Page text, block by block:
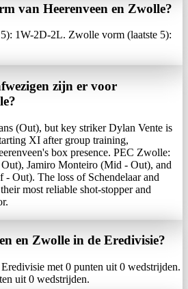
van Heerenveen en Zwolle?
1W-2D-2L. Zwolle vorm (laatste 5):
zijn er voor
(Out), but key striker Dylan Vente is
XI after group training,
box presence. PEC Zwolle:
Jamiro Monteiro (Mid - Out), and
Out). The loss of Schendelaar and
most reliable shot-stopper and
en Zwolle in de Eredivisie?
met 0 punten uit 0 wedstrijden.
uit 0 wedstrijden.